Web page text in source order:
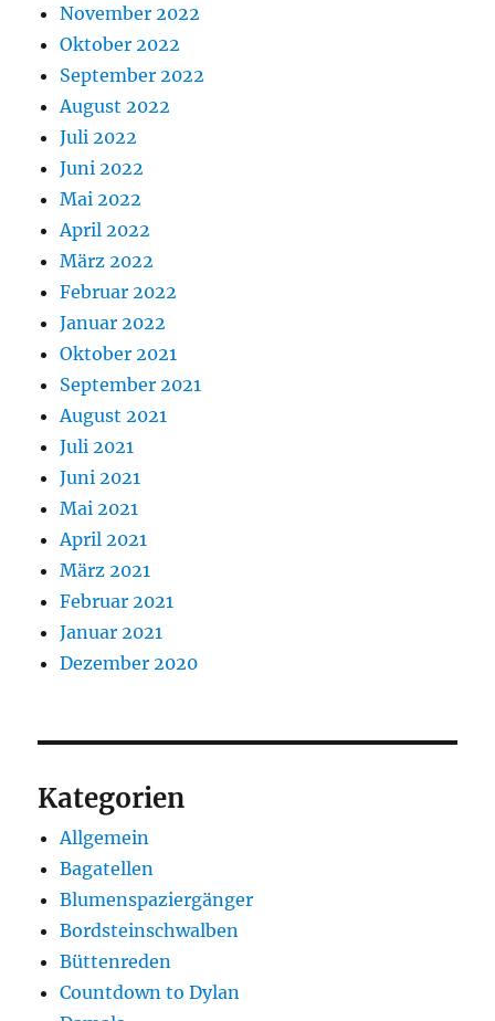
November 2022
Oktober 2022
September 2022
August 2022
Juli 2022
Juni 2022
Mai 2022
April 2022
März 2022
Februar 2022
Januar 2022
Oktober 2021
September 2021
August 2021
Juli 2021
Juni 2021
Mai 2021
April 2021
März 2021
Februar 2021
Januar 2021
Dezember 2020
Kategorien
Allgemein
Bagatellen
Blumenspaziergänger
Bordsteinschwalben
Büttenreden
Countdown to Dylan